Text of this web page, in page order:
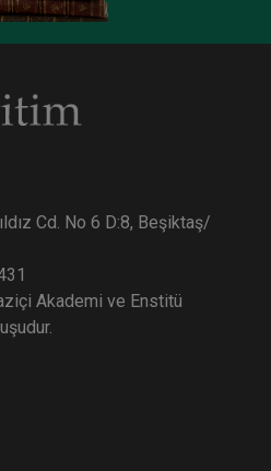
Cd. No 6 D:8, Beşiktaş/
Akademi ve Enstitü